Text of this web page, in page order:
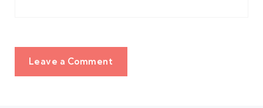
Leave a Comment